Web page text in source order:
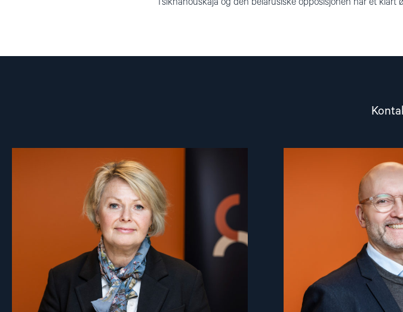
Tsikhanouskaja og den belarusiske opposisjonen har et klart
article
"Berit
Lindeman"